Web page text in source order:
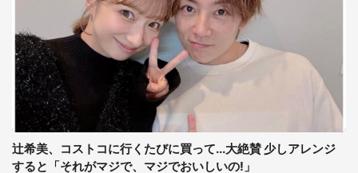
辻希美、コストコに行くたびに買って...大絶賛 少しアレンジ
すると「それがマジで、マジでおいしいの!」